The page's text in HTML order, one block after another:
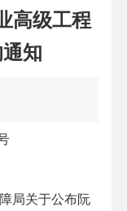
高级工程
知
局关于公布阮